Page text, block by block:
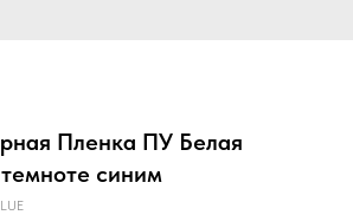
Пленка ПУ Белая
синим